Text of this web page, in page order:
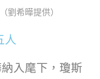
劉希曄提供）
人
入麾下，瓊斯